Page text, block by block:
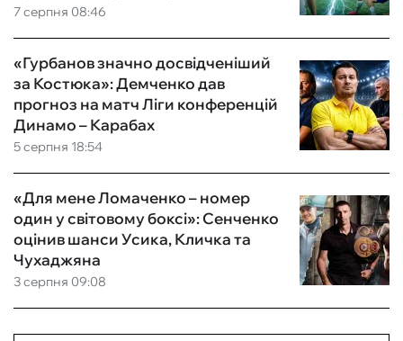
7 серпня 08:46
5 серпня 18:54
«Гурбанов значно досвідченіший
за Костюка»: Демченко дав
прогноз на матч Ліги конференцій
Динамо – Карабах
3 серпня 09:08
«Для мене Ломаченко – номер
один у світовому боксі»: Сенченко
оцінив шанси Усика, Кличка та
Чухаджяна